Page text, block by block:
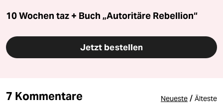
10 Wochen taz + Buch „Autoritäre Rebellion“
Jetzt bestellen
7 Kommentare Neueste / Älteste